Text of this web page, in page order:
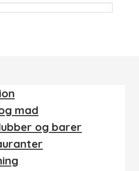
mad
og barer